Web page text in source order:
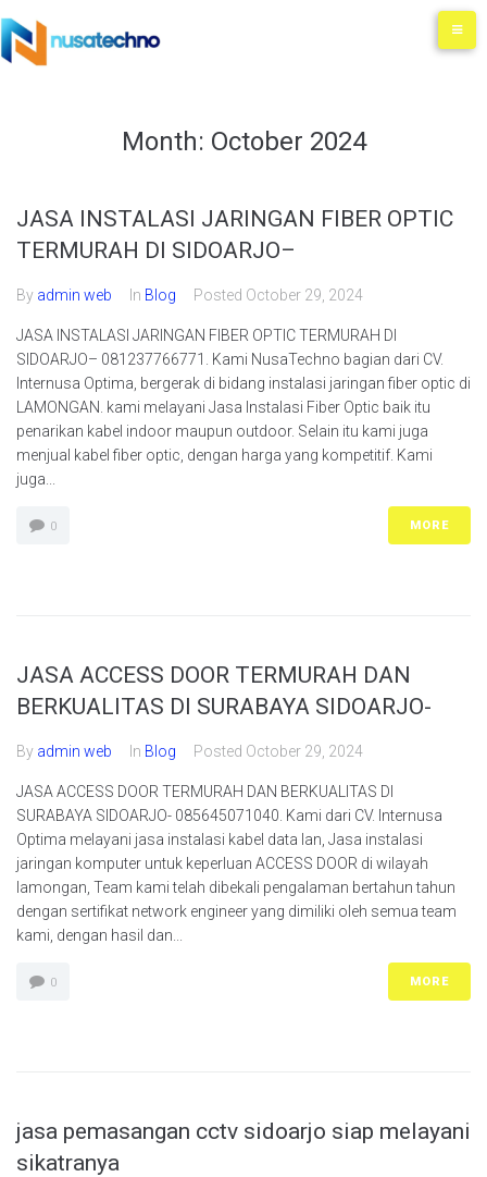
Month: October 2024
JASA INSTALASI JARINGAN FIBER OPTIC
TERMURAH DI SIDOARJO–
By admin web In Blog Posted October 29, 2024
JASA INSTALASI JARINGAN FIBER OPTIC TERMURAH DI
SIDOARJO– 081237766771. Kami NusaTechno bagian dari CV.
Internusa Optima, bergerak di bidang instalasi jaringan fiber optic di
LAMONGAN. kami melayani Jasa Instalasi Fiber Optic baik itu
penarikan kabel indoor maupun outdoor. Selain itu kami juga
menjual kabel fiber optic, dengan harga yang kompetitif. Kami
juga...
0 MORE
JASA ACCESS DOOR TERMURAH DAN
BERKUALITAS DI SURABAYA SIDOARJO-
By admin web In Blog Posted October 29, 2024
JASA ACCESS DOOR TERMURAH DAN BERKUALITAS DI
SURABAYA SIDOARJO- 085645071040. Kami dari CV. Internusa
Optima melayani jasa instalasi kabel data lan, Jasa instalasi
jaringan komputer untuk keperluan ACCESS DOOR di wilayah
lamongan, Team kami telah dibekali pengalaman bertahun tahun
dengan sertifikat network engineer yang dimiliki oleh semua team
kami, dengan hasil dan...
0 MORE
jasa pemasangan cctv sidoarjo siap melayani
sikatranya